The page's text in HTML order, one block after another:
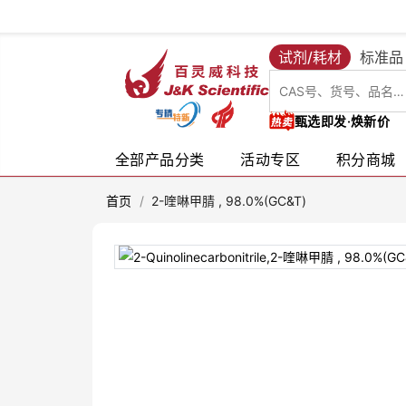
试剂/耗材 标准品
甄选即发·焕新价
全部产品分类 活动专区 积分商城
首页 / 2-喹啉甲腈 , 98.0%(GC&T)